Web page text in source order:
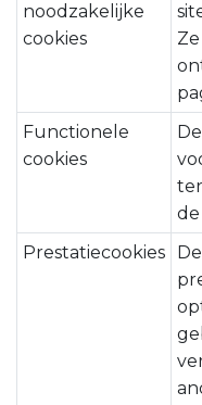
noodzakelijke
cookies
Functionele
cookies
Prestatiecookies